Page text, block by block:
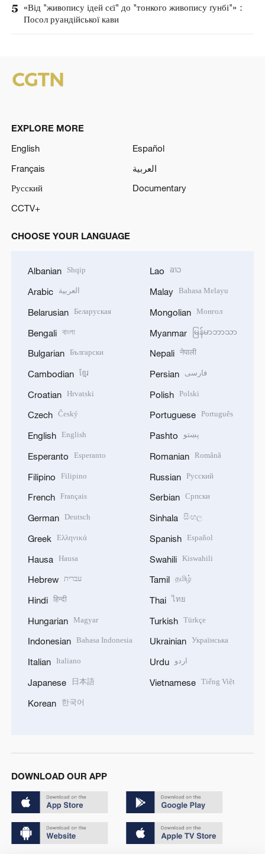
5 «Від "живопису ідей сєї" до "тонкого живопису ґунбі"»：
Посол руандійської кави
EXPLORE MORE
English
Español
Français
العربية
Русский
Documentary
CCTV+
CHOOSE YOUR LANGUAGE
Albanian Shqip
Arabic العربية
Belarusian Беларуская
Bengali বাংলা
Bulgarian Български
Cambodian ខ្មែរ
Croatian Hrvatski
Czech Český
English English
Esperanto Esperanto
Filipino Filipino
French Français
German Deutsch
Greek Ελληνικά
Hausa Hausa
Hebrew עברית
Hindi हिन्दी
Hungarian Magyar
Indonesian Bahasa Indonesia
Italian Italiano
Japanese 日本語
Korean 한국어
Lao ລາວ
Malay Bahasa Melayu
Mongolian Монгол
Myanmar မြန်မာဘာသာ
Nepali नेपाली
Persian فارسی
Polish Polski
Portuguese Português
Pashto پښتو
Romanian Română
Russian Русский
Serbian Српски
Sinhala සිංහල
Spanish Español
Swahili Kiswahili
Tamil தமிழ்
Thai ไทย
Turkish Türkçe
Ukrainian Українська
Urdu اردو
Vietnamese Tiếng Việt
DOWNLOAD OUR APP